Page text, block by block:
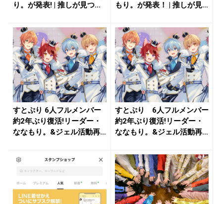
り。が発表! | 推しが見つ
もり。が発表！ | 推しが見
すとぷり 6人フルメンバー
約2年ぶり復活!リーダー・
ななもり。&ジェル活動再
すとぷり 6人フルメンバー
約2年ぶり復活!リーダー・
ななもり。&ジェル活動再